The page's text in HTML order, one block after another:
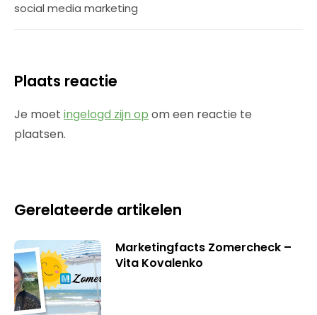
social media marketing
Plaats reactie
Je moet ingelogd zijn op om een reactie te
plaatsen.
Gerelateerde artikelen
Marketingfacts Zomercheck –
Vita Kovalenko